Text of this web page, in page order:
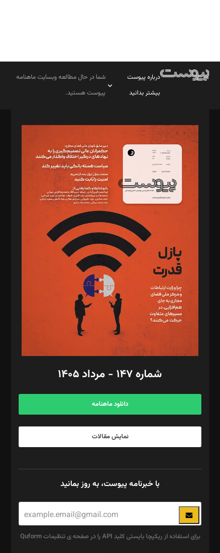
درباره پیوست
بیشتر بدانید
شما در حال مطالعه وبسایت ماهنامه
پیوست هستید.
مدیر مسئول: محمدباقر اثنی‌عشری
سردبیر: مهرک محمودی
دبیر تحریریه: میثم قاسمی
د‌بیر ناداستان: سمانه سمیع
د‌بیر خدمت و تجارت: ابوالفضل رجبی
د‌بیر حقوق فناوری: حسام‌الدین ایپکچی
د‌بیر پیوست جهان: مینا پاکدل
د‌بیر تحریریه آنلاین: بابک نقاش
تحریریه‌: مجتبی محمود‌ی، آرش برهمند، یسنا امان‌پور، سروش کرمیان،
مصطفی مسجدی آرانی، ابوالفضل رجبی، زهرا فکرانه، فائزه فتحی
رستمی،مصطفی باستان
ویرایش: نگار استاد‌‌آقا
طراح یونیفرم: مجید توکلی
فیلمبرداری و عکاسی: امیر شفیعی، مانی لطفی زاده
گرافیک و صفحه‌آرایی: سید‌سبحان‌علی ثابت
مد‌یر توسعه تجاری: کامبیز برید‌
امور مالی: شاپور رهبری، محمد‌ کاظمی‌نیا
آگهی و مشترکین: ۰۹۱۹۹۹۹۰۴۵۴
شماره ۱۴۷ - مرداد ۱۴۰۵
دانلود ماهنامه
نمایش مقالات
با خبرنامه پیوست، به روز بمانید
برای استفاده از ریکپچا بایستی کلید API را در صفحه ی تنظیمات Quform